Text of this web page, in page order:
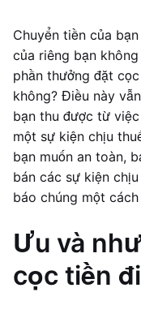
Chuyển tiền của
của riêng bạn
phần thưởng đặt
không? Điều này
bạn thu được từ
một sự kiện chịu
bạn muốn an toàn,
bán các sự kiện
báo chúng một
Ưu và
cọc tiền